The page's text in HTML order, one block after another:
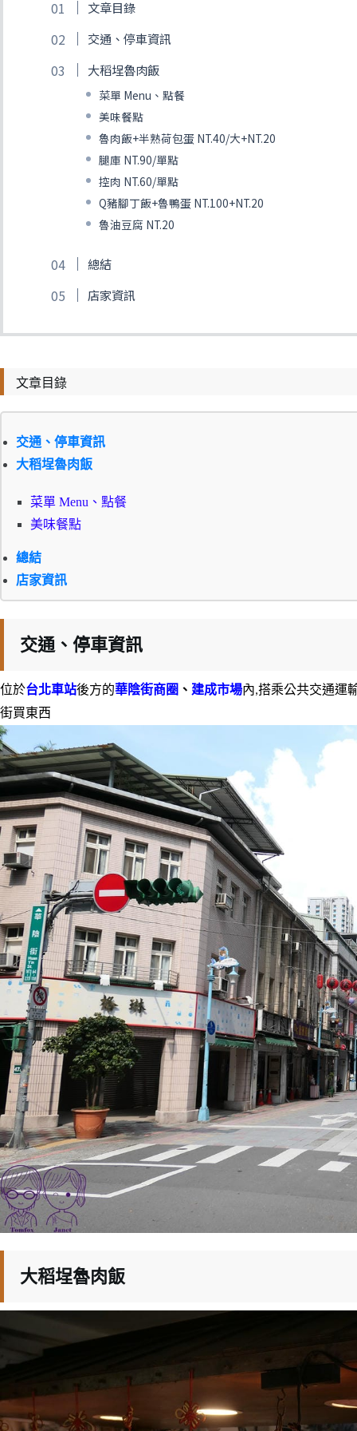
文章目錄
交通、停車資訊
大稻埕魯肉飯
菜單 Menu、點餐
美味餐點
魯肉飯+半熟荷包蛋 NT.40/大+NT.20
腿庫 NT.90/單點
控肉 NT.60/單點
Q豬腳丁飯+魯鴨蛋 NT.100+NT.20
魯油豆腐 NT.20
總結
店家資訊
文章目錄
交通、停車資訊
大稻埕魯肉飯
菜單 Menu、點餐
美味餐點
總結
店家資訊
交通、停車資訊
位於台北車站後方的華陰街商圈 、 建成市場內,搭乘公共交通運
街買東西
大稻埕魯肉飯